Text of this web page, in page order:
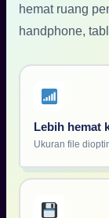
hemat ruang
handphone,
Lebih hemat
Ukuran file